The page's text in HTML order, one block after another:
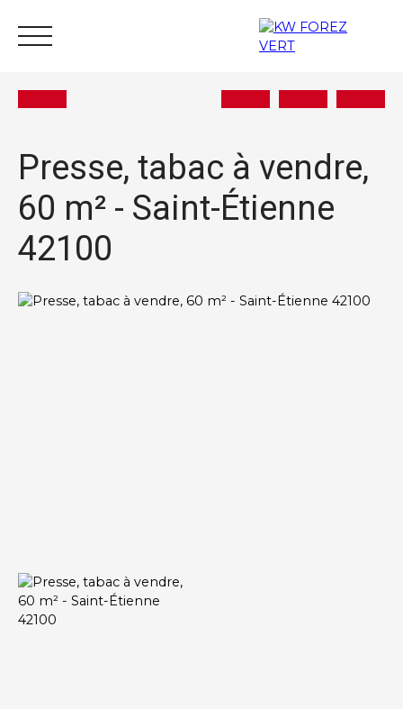
Acheter Vendre Estimer Louer
Presse, tabac à vendre,
60 m² - Saint-Étienne
42100